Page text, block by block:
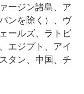
ージン諸島、ア
ンを除く）、ヴ
ールズ、ラトビ
エジプト、アイ
タン、中国、チ